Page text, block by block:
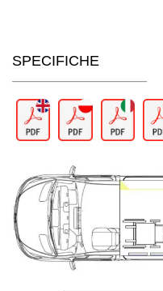
SPECIFICHE